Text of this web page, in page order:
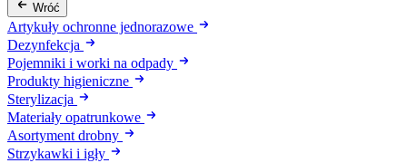
Wróć
Artykuły ochronne jednorazowe
Dezynfekcja
Pojemniki i worki na odpady
Produkty higieniczne
Sterylizacja
Materiały opatrunkowe
Asortyment drobny
Strzykawki i igły